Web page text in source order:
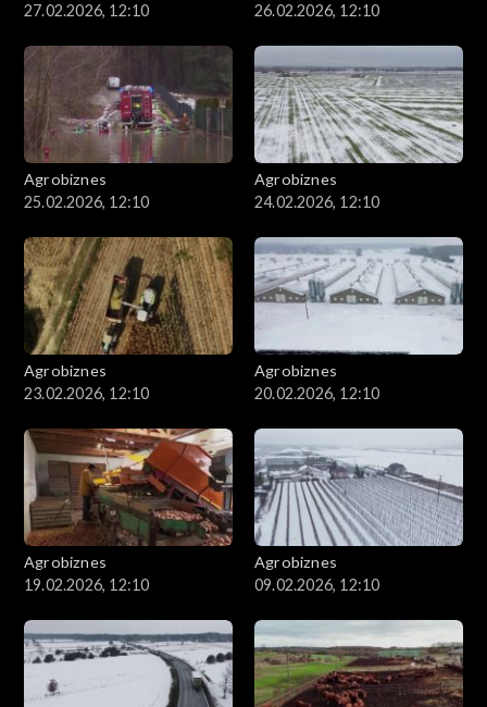
27.02.2026, 12:10
26.02.2026, 12:10
Agrobiznes
25.02.2026, 12:10
Agrobiznes
24.02.2026, 12:10
Agrobiznes
23.02.2026, 12:10
Agrobiznes
20.02.2026, 12:10
Agrobiznes
19.02.2026, 12:10
Agrobiznes
09.02.2026, 12:10